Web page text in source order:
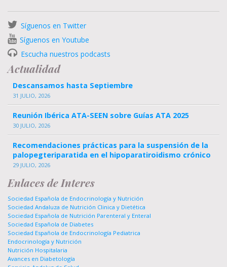
Síguenos en Twitter
Síguenos en Youtube
Escucha nuestros podcasts
Actualidad
Descansamos hasta Septiembre
31 JULIO, 2026
Reunión Ibérica ATA-SEEN sobre Guías ATA 2025
30 JULIO, 2026
Recomendaciones prácticas para la suspensión de la
palopegteriparatida en el hipoparatiroidismo crónico
29 JULIO, 2026
Enlaces de Interes
Sociedad Española de Endocrinología y Nutrición
Sociedad Andaluza de Nutrición Clinica y Dietética
Sociedad Española de Nutrición Parenteral y Enteral
Sociedad Española de Diabetes
Sociedad Española de Endocrinología Pediatrica
Endocrinología y Nutrición
Nutrición Hospitalaria
Avances en Diabetología